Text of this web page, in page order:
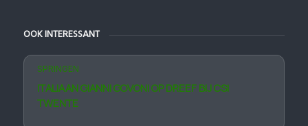
OOK INTERESSANT
SPRINGEN
ITALIAAN GIANNI GOVONI OP DREEF BIJ CSI
TWENTE